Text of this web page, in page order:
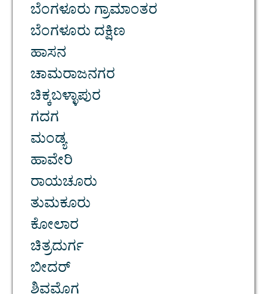
ಬೆಂಗಳೂರು ಗ್ರಾಮಾಂತರ
ಬೆಂಗಳೂರು ದಕ್ಷಿಣ
ಹಾಸನ
ಚಾಮರಾಜನಗರ
ಚಿಕ್ಕಬಳ್ಳಾಪುರ
ಗದಗ
ಮಂಡ್ಯ
ಹಾವೇರಿ
ರಾಯಚೂರು
ತುಮಕೂರು
ಕೋಲಾರ
ಚಿತ್ರದುರ್ಗ
ಬೀದರ್